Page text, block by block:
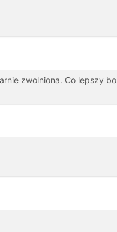
zwolniona. Co lepszy bo